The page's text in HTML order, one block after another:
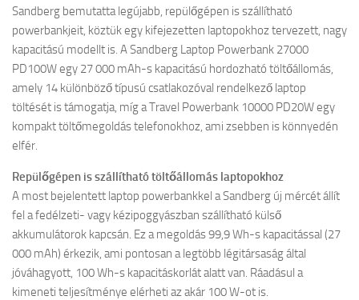
Sandberg bemutatta legújabb, repülőgépen is szállítható
powerbankjeit, köztük egy kifejezetten laptopokhoz tervezett, nagy
kapacitású modellt is. A Sandberg Laptop Powerbank 27000
PD100W egy 27 000 mAh-s kapacitású hordozható töltőállomás,
amely 14 különböző típusú csatlakozóval rendelkező laptop
töltését is támogatja, míg a Travel Powerbank 10000 PD20W egy
kompakt töltőmegoldás telefonokhoz, ami zsebben is könnyedén
elfér.
Repülőgépen is szállítható töltőállomás laptopokhoz
A most bejelentett laptop powerbankkel a Sandberg új mércét állít
fel a fedélzeti- vagy kézipoggyászban szállítható külső
akkumulátorok kapcsán. Ez a megoldás 99,9 Wh-s kapacitással (27
000 mAh) érkezik, ami pontosan a legtöbb légitársaság által
jóváhagyott, 100 Wh-s kapacitáskorlát alatt van. Ráadásul a
kimeneti teljesítménye elérheti az akár 100 W-ot is.